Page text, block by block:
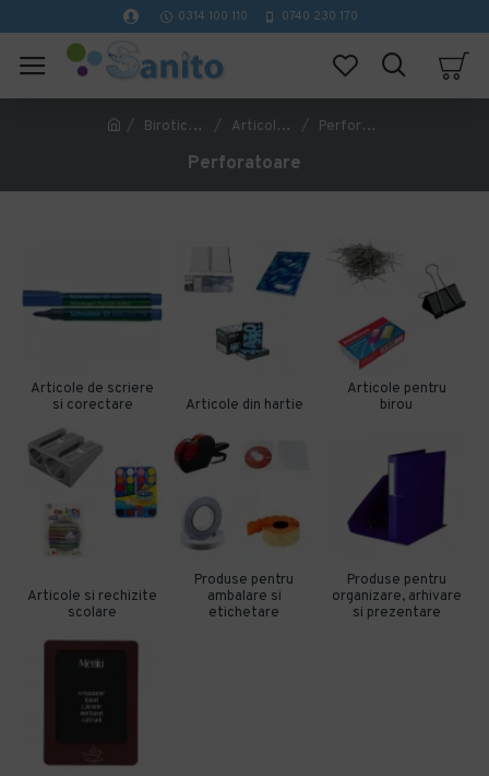
0314 100 110 0740 230 170
Birotica si papetarie Articole pentru birou Perforatoare
Perforatoare
Articole de scriere
si corectare
Articole din hartie
Articole pentru
birou
Articole si rechizite
scolare
Produse pentru
ambalare si
etichetare
Produse pentru
organizare, arhivare
si prezentare